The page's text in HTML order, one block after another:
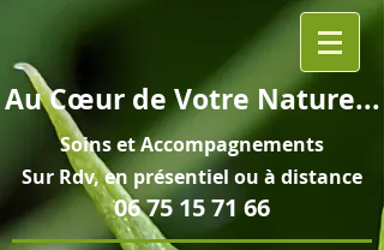
AuCœurde Votre Nature...
Soins etAccompagnements
Sur Rdv, en présentiel ou à distance
06 75 15 71 66